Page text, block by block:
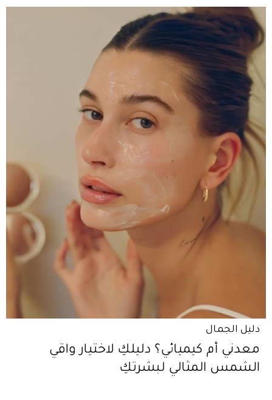
دليل الجمال
معدني أم كيميائي؟ دليلكِ لاختيار واقي
الشمس المثالي لبشرتكِ